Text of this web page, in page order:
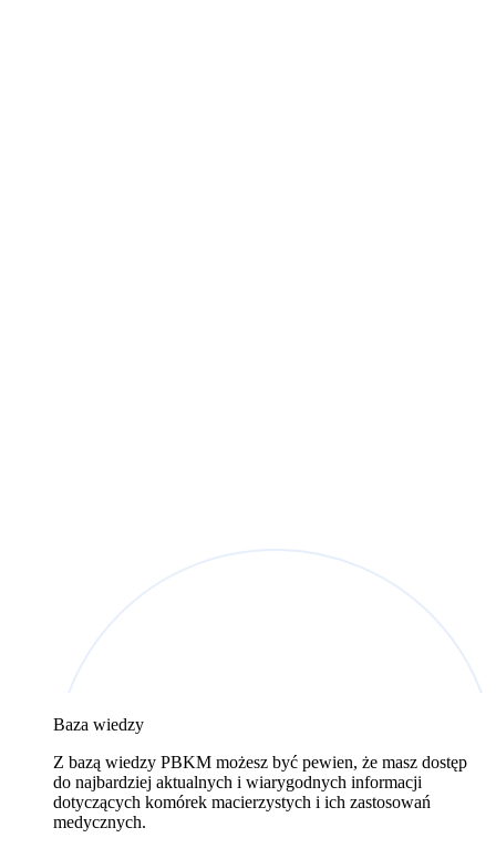
Baza wiedzy
Z bazą wiedzy PBKM możesz być pewien, że masz dostęp
do najbardziej aktualnych i wiarygodnych informacji
dotyczących komórek macierzystych i ich zastosowań
medycznych.